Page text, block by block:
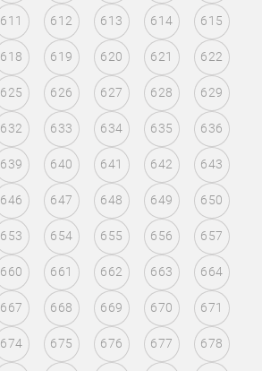
611 612 613 614 615
618 619 620 621 622
625 626 627 628 629
632 633 634 635 636
639 640 641 642 643
646 647 648 649 650
653 654 655 656 657
660 661 662 663 664
667 668 669 670 671
674 675 676 677 678